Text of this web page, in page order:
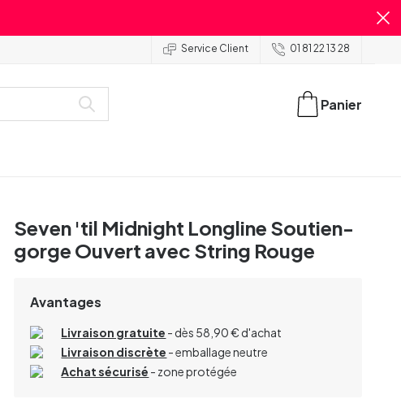
Service Client 01 81 22 13 28
Panier
Seven 'til Midnight Longline Soutien-
gorge Ouvert avec String Rouge
Avantages
Livraison gratuite - dès 58,90 € d'achat
Livraison discrète - emballage neutre
Achat sécurisé - zone protégée